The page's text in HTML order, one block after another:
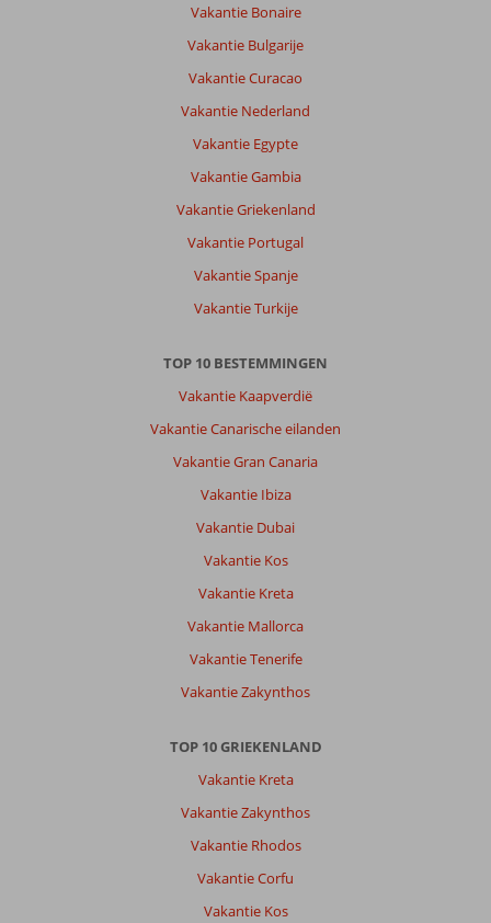
Vakantie Bonaire
Vakantie Bulgarije
Vakantie Curacao
Vakantie Nederland
Vakantie Egypte
Vakantie Gambia
Vakantie Griekenland
Vakantie Portugal
Vakantie Spanje
Vakantie Turkije
TOP 10 BESTEMMINGEN
Vakantie Kaapverdië
Vakantie Canarische eilanden
Vakantie Gran Canaria
Vakantie Ibiza
Vakantie Dubai
Vakantie Kos
Vakantie Kreta
Vakantie Mallorca
Vakantie Tenerife
Vakantie Zakynthos
TOP 10 GRIEKENLAND
Vakantie Kreta
Vakantie Zakynthos
Vakantie Rhodos
Vakantie Corfu
Vakantie Kos